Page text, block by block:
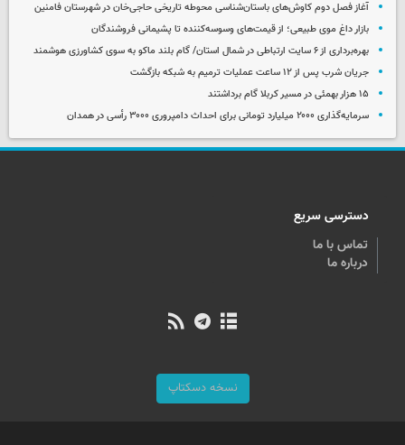
آغاز فصل دوم کاوش‌های باستان‌شناسی محوطه تاریخی حاجی‌خان در شهرستان فامنین
بازار داغ موی طبیعی؛ از قیمت‌های وسوسه‌کننده تا پشیمانی فروشندگان
بهره‌برداری از ۶ سایت ارتباطی در شمال استان/ گام بلند ماکو به سوی کشاورزی هوشمند
جریان شرب پس از ۱۲ ساعت عملیات ترمیم به شبکه بازگشت
۱۵ هزار بهمئی در مسیر کربلا گام برداشتند
سرمایه‌گذاری ۲۰۰۰ میلیارد تومانی برای احداث دامپروری ۳۰۰۰ رأسی در همدان
دسترسی سریع
تماس با ما
درباره ما
نسخه دسکتاپ